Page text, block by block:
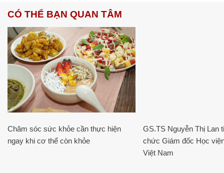
CÓ THỂ BẠN QUAN TÂM
Chăm sóc sức khỏe cần thực hiện
ngay khi cơ thể còn khỏe
GS.TS Nguyễn Thị Lan
chức Giám đốc Học
Việt Nam